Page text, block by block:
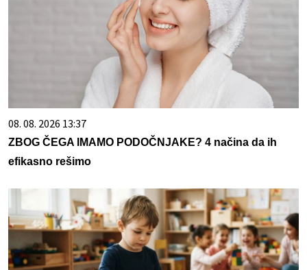
08. 08. 2026 13:37
ZBOG ČEGA IMAMO PODOČNJAKE? 4 načina da ih
efikasno rešimo